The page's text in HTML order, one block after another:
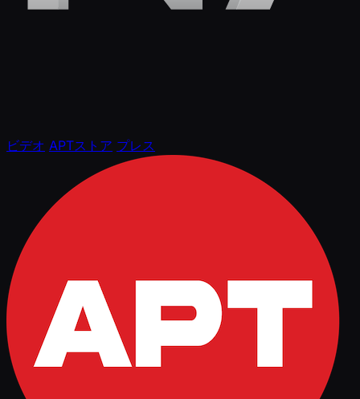
ビデオ APTストア プレス